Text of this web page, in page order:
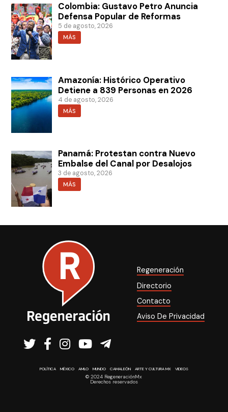
Colombia: Gustavo Petro Anuncia
Defensa Popular de Reformas
5 de agosto, 2026
MÁS
Amazonía: Histórico Operativo
Detiene a 839 Personas en 2026
4 de agosto, 2026
MÁS
Panamá: Protestan contra Nuevo
Embalse del Canal por Desalojos
3 de agosto, 2026
MÁS
Regeneración
Directorio
Contacto
Aviso De Privacidad
POLÍTICA MÉXICO AMLO MUNDO CAMALEÓN ARTE Y CULTURA MX VIDEOS
© 2024 RegeneraciónMx
Derechos reservados